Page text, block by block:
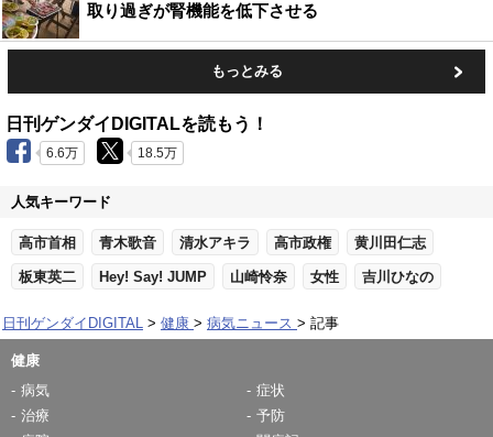
取り過ぎが腎機能を低下させる
もっとみる
日刊ゲンダイDIGITALを読もう！
6.6万 18.5万
人気キーワード
高市首相 青木歌音 清水アキラ 高市政権 黄川田仁志
板東英二 Hey! Say! JUMP 山崎怜奈 女性 吉川ひなの
日刊ゲンダイDIGITAL 健康 病気ニュース 記事
健康
病気
症状
治療
予防